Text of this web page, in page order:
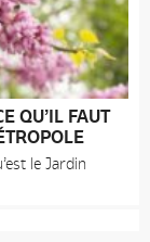
QU’IL FAUT
le Jardin